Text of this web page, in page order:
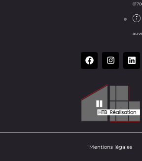
au
Mentions légales